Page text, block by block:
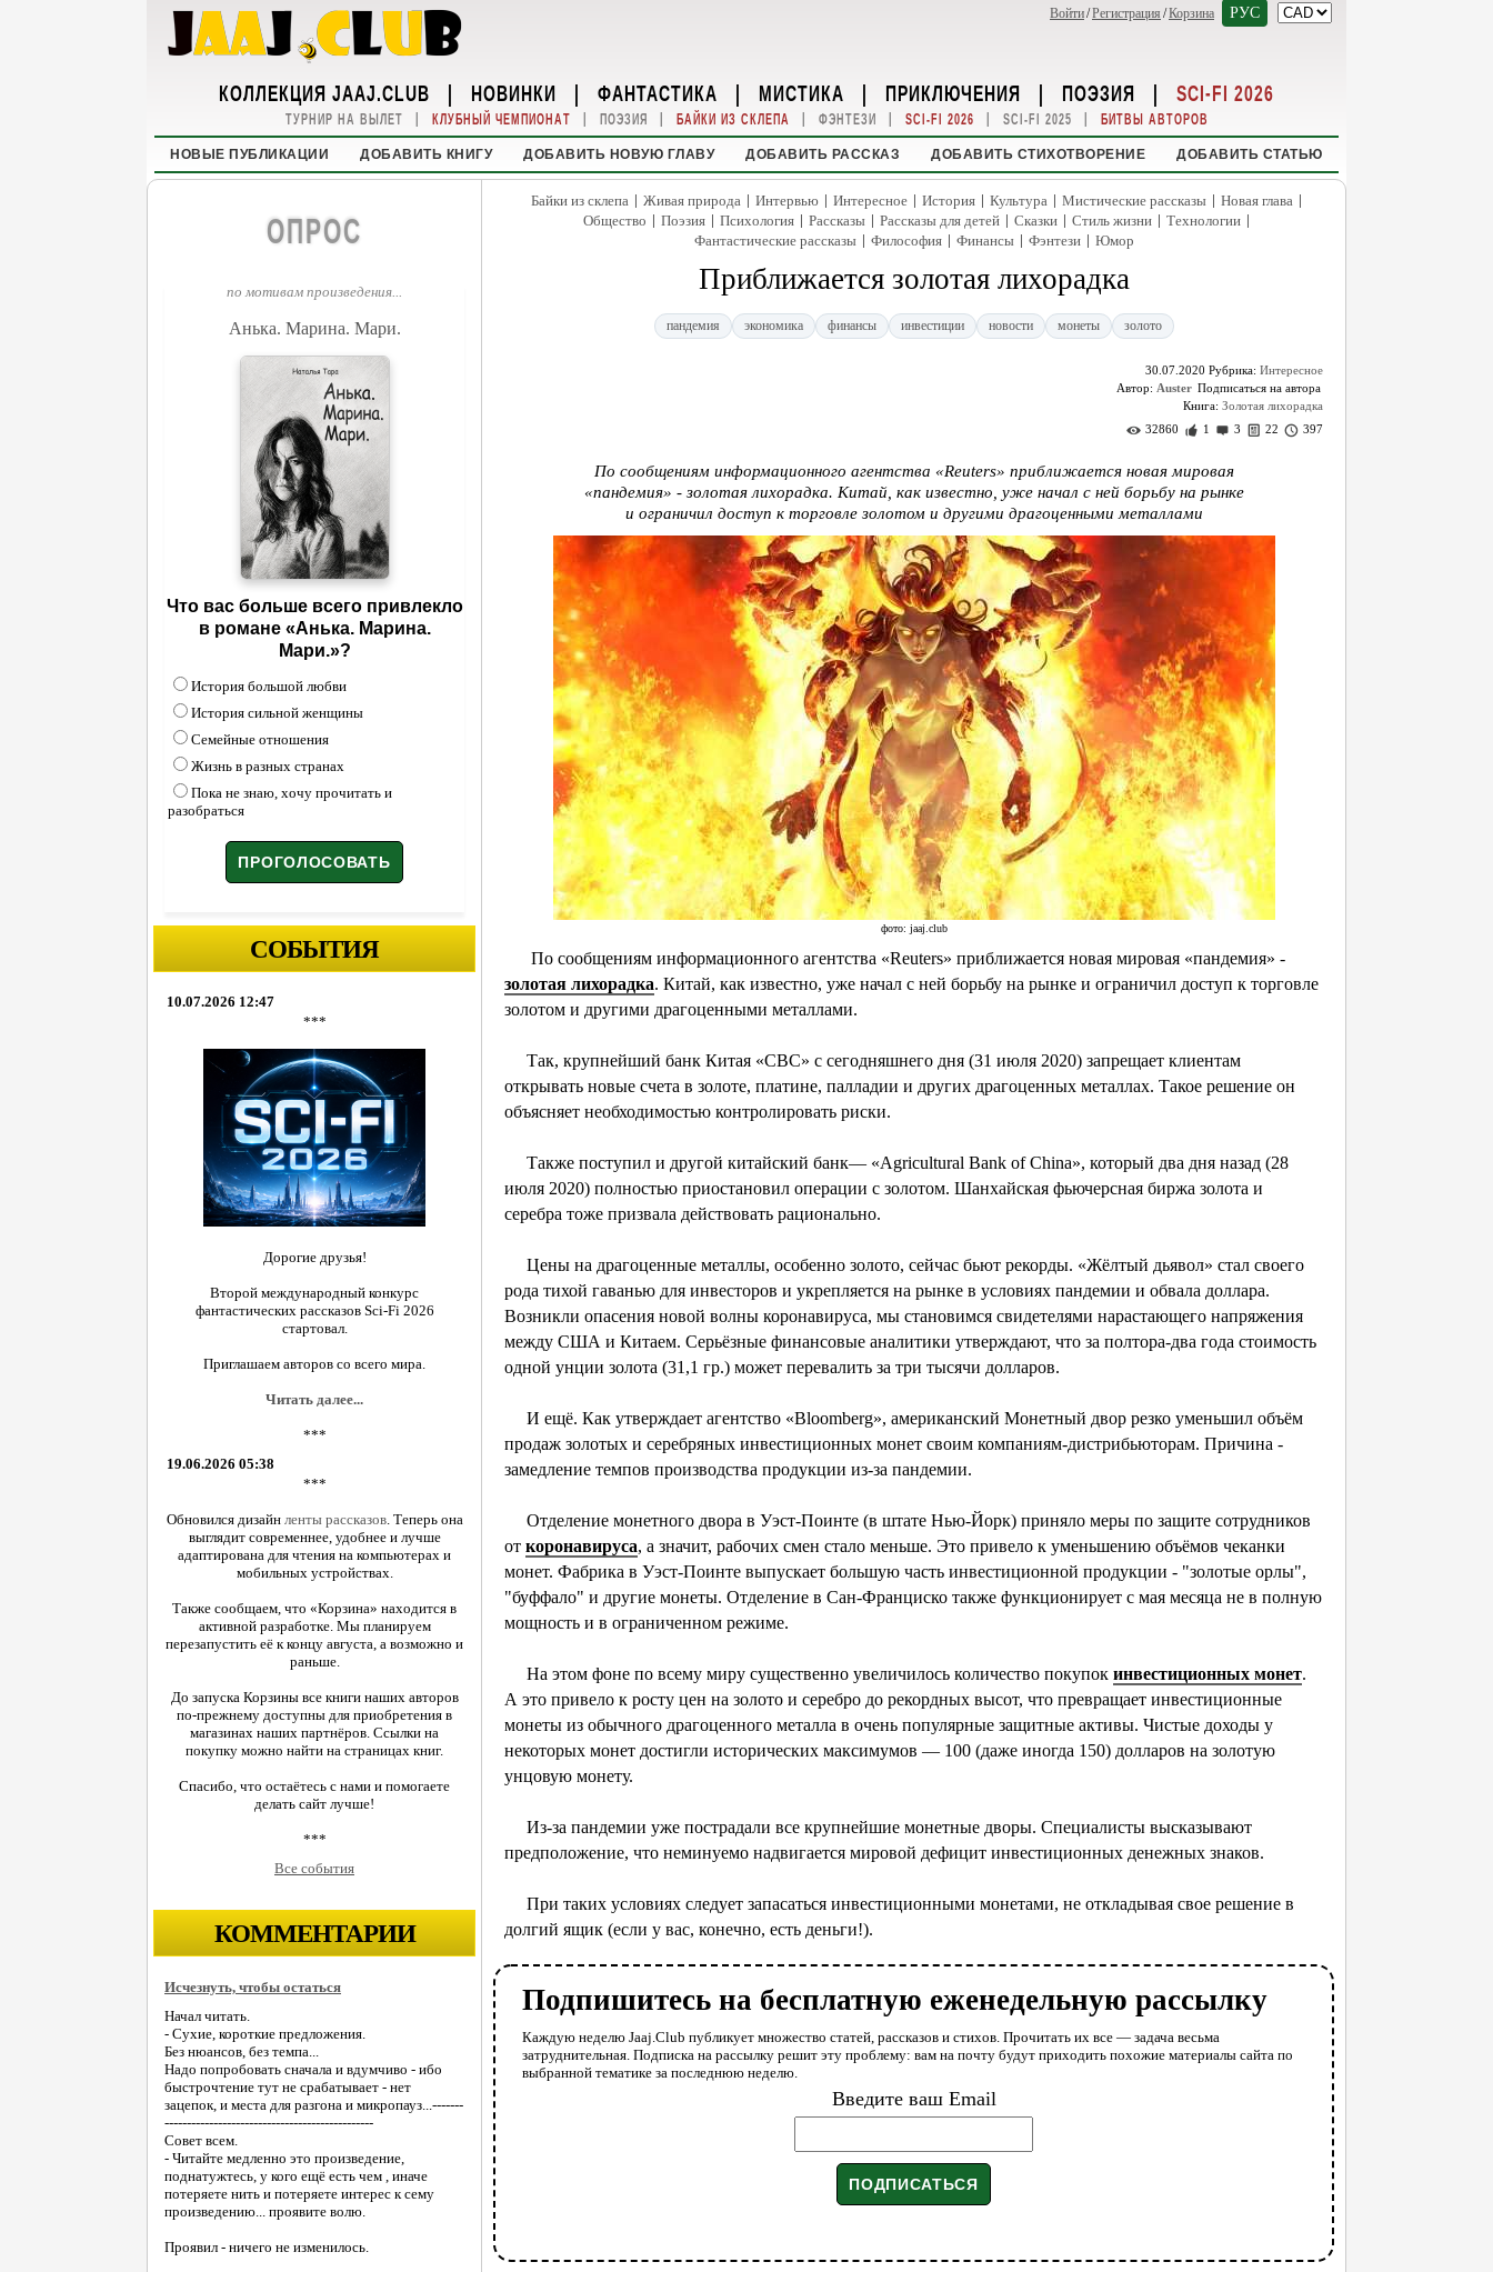
Войти/Регистрация /Корзина РУС
КОЛЛЕКЦИЯ JAAJ.CLUB | НОВИНКИ | ФАНТАСТИКА | МИСТИКА | ПРИКЛЮЧЕНИЯ | ПОЭЗИЯ | SCI-FI 2026
ТУРНИР НА ВЫЛЕТ | КЛУБНЫЙ ЧЕМПИОНАТ | ПОЭЗИЯ | БАЙКИ ИЗ СКЛЕПА | ФЭНТЕЗИ | SCI-FI 2026 | SCI-FI 2025 | БИТВЫ АВТОРОВ
НОВЫЕ ПУБЛИКАЦИИ ДОБАВИТЬ КНИГУ ДОБАВИТЬ НОВУЮ ГЛАВУ ДОБАВИТЬ РАССКАЗ ДОБАВИТЬ СТИХОТВОРЕНИЕ ДОБАВИТЬ СТАТЬЮ
ОПРОС
по мотивам произведения...
Анька. Марина. Мари.
Что вас больше всего привлекло
в романе «Анька. Марина.
Мари.»?
История большой любви
История сильной женщины
Семейные отношения
Жизнь в разных странах
Пока не знаю, хочу прочитать и
разобраться
СОБЫТИЯ
10.07.2026 12:47
***
Дорогие друзья!
Второй международный конкурс
фантастических рассказов Sci-Fi 2026
стартовал.
Приглашаем авторов со всего мира.
Читать далее...
***
19.06.2026 05:38
***
Обновился дизайн ленты рассказов. Теперь она
выглядит современнее, удобнее и лучше
адаптирована для чтения на компьютерах и
мобильных устройствах.
Также сообщаем, что «Корзина» находится в
активной разработке. Мы планируем
перезапустить её к концу августа, а возможно и
раньше.
До запуска Корзины все книги наших авторов
по-прежнему доступны для приобретения в
магазинах наших партнёров. Ссылки на
покупку можно найти на страницах книг.
Спасибо, что остаётесь с нами и помогаете
делать сайт лучше!
***
Все события
КОММЕНТАРИИ
Исчезнуть, чтобы остаться
Начал читать.
- Сухие, короткие предложения.
Без нюансов, без темпа...
Надо попробовать сначала и вдумчиво - ибо
быстрочтение тут не срабатывает - нет
зацепок, и места для разгона и микропауз...-------
-----------------------------------------------
Совет всем.
- Читайте медленно это произведение,
поднатужтесь, у кого ещё есть чем , иначе
потеряете нить и потеряете интерес к сему
произведению... проявите волю.
Проявил - ничего не изменилось.
Байки из склепа | Живая природа | Интервью | Интересное | История | Культура | Мистические рассказы | Новая глава |
Общество | Поэзия | Психология | Рассказы | Рассказы для детей | Сказки | Стиль жизни | Технологии |
Фантастические рассказы | Философия | Финансы | Фэнтези | Юмор
Приближается золотая лихорадка
пандемия экономика финансы инвестиции новости монеты золото
30.07.2020 Рубрика: Интересное
Автор: Auster
Книга: Золотая лихорадка
32860
1 3 22 397
По сообщениям информационного агентства «Reuters» приближается новая мировая
«пандемия» - золотая лихорадка. Китай, как известно, уже начал с ней борьбу на рынке
и ограничил доступ к торговле золотом и другими драгоценными металлами
фото: jaaj.club
По сообщениям информационного агентства «Reuters» приближается новая мировая «пандемия» -
золотая лихорадка. Китай, как известно, уже начал с ней борьбу на рынке и ограничил доступ к торговле
золотом и другими драгоценными металлами.
Так, крупнейший банк Китая «CBC» с сегодняшнего дня (31 июля 2020) запрещает клиентам
открывать новые счета в золоте, платине, палладии и других драгоценных металлах. Такое решение он
объясняет необходимостью контролировать риски.
Также поступил и другой китайский банк— «Agricultural Bank of China», который два дня назад (28
июля 2020) полностью приостановил операции с золотом. Шанхайская фьючерсная биржа золота и
серебра тоже призвала действовать рационально.
Цены на драгоценные металлы, особенно золото, сейчас бьют рекорды. «Жёлтый дьявол» стал своего
рода тихой гаванью для инвесторов и укрепляется на рынке в условиях пандемии и обвала доллара.
Возникли опасения новой волны коронавируса, мы становимся свидетелями нарастающего напряжения
между США и Китаем. Серьёзные финансовые аналитики утверждают, что за полтора-два года стоимость
одной унции золота (31,1 гр.) может перевалить за три тысячи долларов.
И ещё. Как утверждает агентство «Bloomberg», американский Монетный двор резко уменьшил объём
продаж золотых и серебряных инвестиционных монет своим компаниям-дистрибьюторам. Причина -
замедление темпов производства продукции из-за пандемии.
Отделение монетного двора в Уэст-Поинте (в штате Нью-Йорк) приняло меры по защите сотрудников
от коронавируса, а значит, рабочих смен стало меньше. Это привело к уменьшению объёмов чеканки
монет. Фабрика в Уэст-Поинте выпускает большую часть инвестиционной продукции - "золотые орлы",
"буффало" и другие монеты. Отделение в Сан-Франциско также функционирует с мая месяца не в полную
мощность и в ограниченном режиме.
На этом фоне по всему миру существенно увеличилось количество покупок инвестиционных монет.
А это привело к росту цен на золото и серебро до рекордных высот, что превращает инвестиционные
монеты из обычного драгоценного металла в очень популярные защитные активы. Чистые доходы у
некоторых монет достигли исторических максимумов — 100 (даже иногда 150) долларов на золотую
унцовую монету.
Из-за пандемии уже пострадали все крупнейшие монетные дворы. Специалисты высказывают
предположение, что неминуемо надвигается мировой дефицит инвестиционных денежных знаков.
При таких условиях следует запасаться инвестиционными монетами, не откладывая свое решение в
долгий ящик (если у вас, конечно, есть деньги!).
Подпишитесь на бесплатную еженедельную рассылку
Каждую неделю Jaaj.Club публикует множество статей, рассказов и стихов. Прочитать их все — задача весьма
затруднительная. Подписка на рассылку решит эту проблему: вам на почту будут приходить похожие материалы сайта по
выбранной тематике за последнюю неделю.
Введите ваш Email